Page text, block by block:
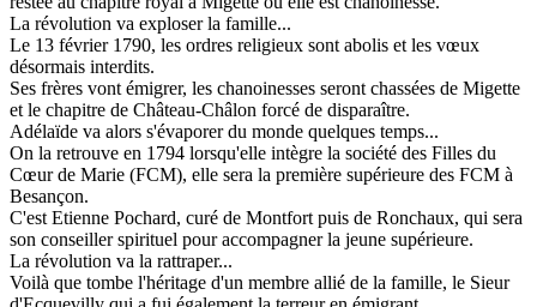
La révolution va exploser la famille...
Le 13 février 1790, les ordres religieux sont abolis et les vœux
désormais interdits.
Ses frères vont émigrer, les chanoinesses seront chassées de Migette
et le chapitre de Château-Châlon forcé de disparaître.
Adélaïde va alors s'évaporer du monde quelques temps...
On la retrouve en 1794 lorsqu'elle intègre la société des Filles du
Cœur de Marie (FCM), elle sera la première supérieure des FCM à
Besançon.
C'est Etienne Pochard, curé de Montfort puis de Ronchaux, qui sera
son conseiller spirituel pour accompagner la jeune supérieure.
La révolution va la rattraper...
Voilà que tombe l'héritage d'un membre allié de la famille, le Sieur